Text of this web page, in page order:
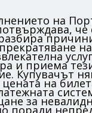
на
и приема
Купувачът
на
за
поради